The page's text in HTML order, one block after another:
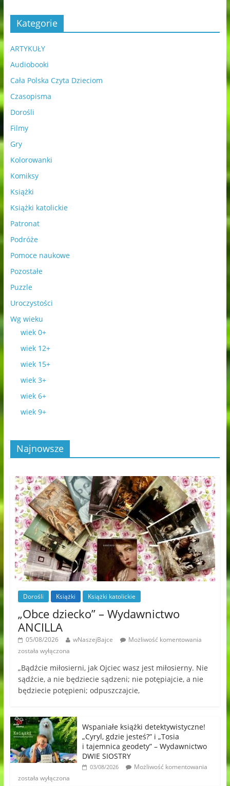
Kategorie
ARTYKUŁY
Audiobooki
Cała Polska Czyta Dzieciom
Czasopisma
Dorośli
Filmy
Gry
Kolorowanki
Komiksy
Książki
Książki katolickie
Patronat
Podróże
Pomoce naukowe
Pozostałe
Puzzle
Uroczystości
Wg wieku
wiek 0+
wiek 12+
wiek 15+
wiek 3+
wiek 6+
wiek 9+
Najnowsze
Dorośli Książki Książki katolickie
„Obce dziecko” – Wydawnictwo
ANCILLA
05/08/2026 wNaszejBajce
Możliwość komentowania
została wyłączona
„Bądźcie miłosierni, jak Ojciec wasz jest miłosierny. Nie
sądźcie, a nie będziecie sądzeni; nie potępiajcie, a nie
będziecie potępieni; odpuszczajcie,
Wspaniałe książki detektywistyczne!
„Cyryl, gdzie jesteś?” i „Tosia
i tajemnica geodety” – Wydawnictwo
DWIE SIOSTRY
03/08/2026
Możliwość komentowania
została wyłączona